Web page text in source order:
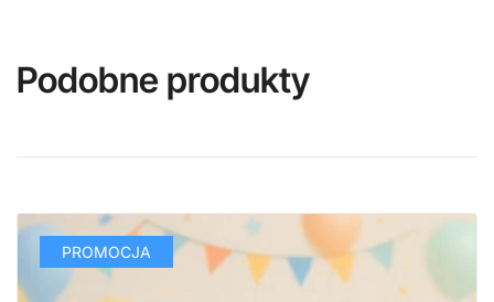
Podobne produkty
PROMOCJA